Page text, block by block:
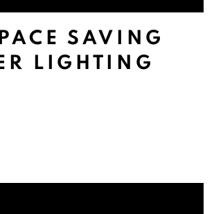
SAVING
LIGHTING